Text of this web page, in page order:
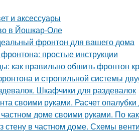
и аксессуары
в Йошкар-Оле
фронтон для вашего дома
простые инструкции
как правильно обшить фронтон
и стропильной системы
Шкафчики для раздевалок
своими руками. Расчет
доме своими руками. По
стену в частном доме. Схемы